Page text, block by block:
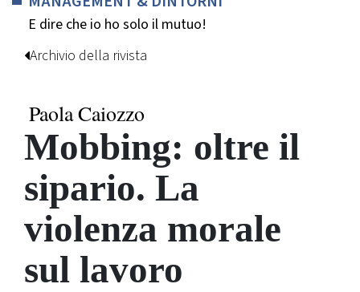
E dire che io ho solo il mutuo!
Archivio della rivista
Paola Caiozzo
Mobbing: oltre il
sipario. La
violenza morale
sul lavoro